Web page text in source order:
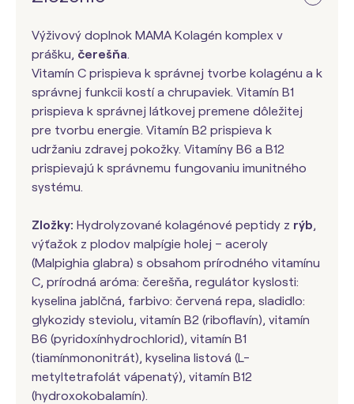
Výživový doplnok MAMA Kolagén komplex v
prášku, čerešňa.
Vitamín C prispieva k správnej tvorbe kolagénu a k
správnej funkcii kostí a chrupaviek. Vitamín B1
prispieva k správnej látkovej premene dôležitej
pre tvorbu energie. Vitamín B2 prispieva k
udržaniu zdravej pokožky. Vitamíny B6 a B12
prispievajú k správnemu fungovaniu imunitného
systému.
Zložky: Hydrolyzované kolagénové peptidy z rýb,
výťažok z plodov malpígie holej – aceroly
(Malpighia glabra) s obsahom prírodného vitamínu
C, prírodná aróma: čerešňa, regulátor kyslosti:
kyselina jablčná, farbivo: červená repa, sladidlo:
glykozidy steviolu, vitamín B2 (riboflavín), vitamín
B6 (pyridoxínhydrochlorid), vitamín B1
(tiamínmononitrát), kyselina listová (L-
metyltetrafolát vápenatý), vitamín B12
(hydroxokobalamín).